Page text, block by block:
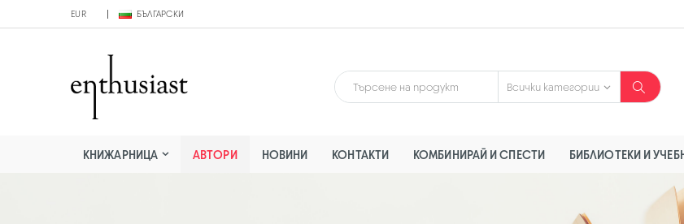
EUR БЪЛГАРСКИ
КНИЖАРНИЦА АВТОРИ НОВИНИ КОНТАКТИ КОМБИНИРАЙ И СПЕСТИ БИБЛИОТЕКИ И